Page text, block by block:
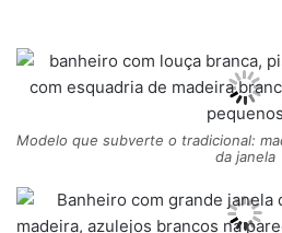
Modelo que subverte o tradicional:
da janela